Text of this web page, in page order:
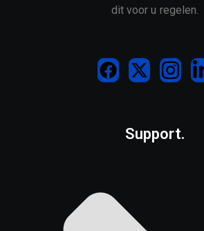
dit voor u regelen.
Support.